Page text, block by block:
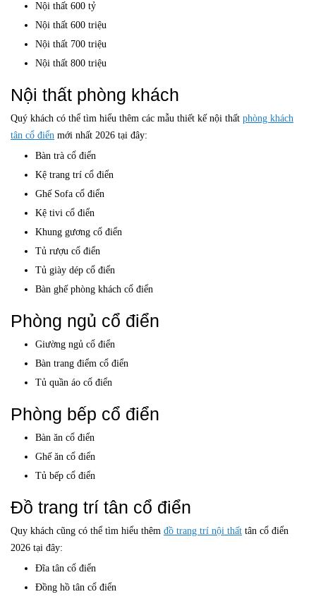
Nội thất 600 tỷ
Nội thất 600 triệu
Nội thất 700 triệu
Nội thất 800 triệu
Nội thất phòng khách
Quý khách có thể tìm hiểu thêm các mẫu thiết kế nội thất phòng khách
tân cổ điển mới nhất 2026 tại đây:
Bàn trà cổ điển
Kệ trang trí cổ điển
Ghế Sofa cổ điển
Kệ tivi cổ điển
Khung gương cổ điển
Tủ rượu cổ điển
Tủ giày dép cổ điển
Bàn ghế phòng khách cổ điển
Phòng ngủ cổ điển
Giường ngủ cổ điển
Bàn trang điểm cổ điển
Tủ quần áo cổ điển
Phòng bếp cổ điển
Bàn ăn cổ điển
Ghế ăn cổ điển
Tủ bếp cổ điển
Đồ trang trí tân cổ điển
Quy khách cũng có thể tìm hiểu thêm đồ trang trí nội thất tân cổ điển
2026 tại đây:
Đĩa tân cổ điển
Đồng hồ tân cổ điển